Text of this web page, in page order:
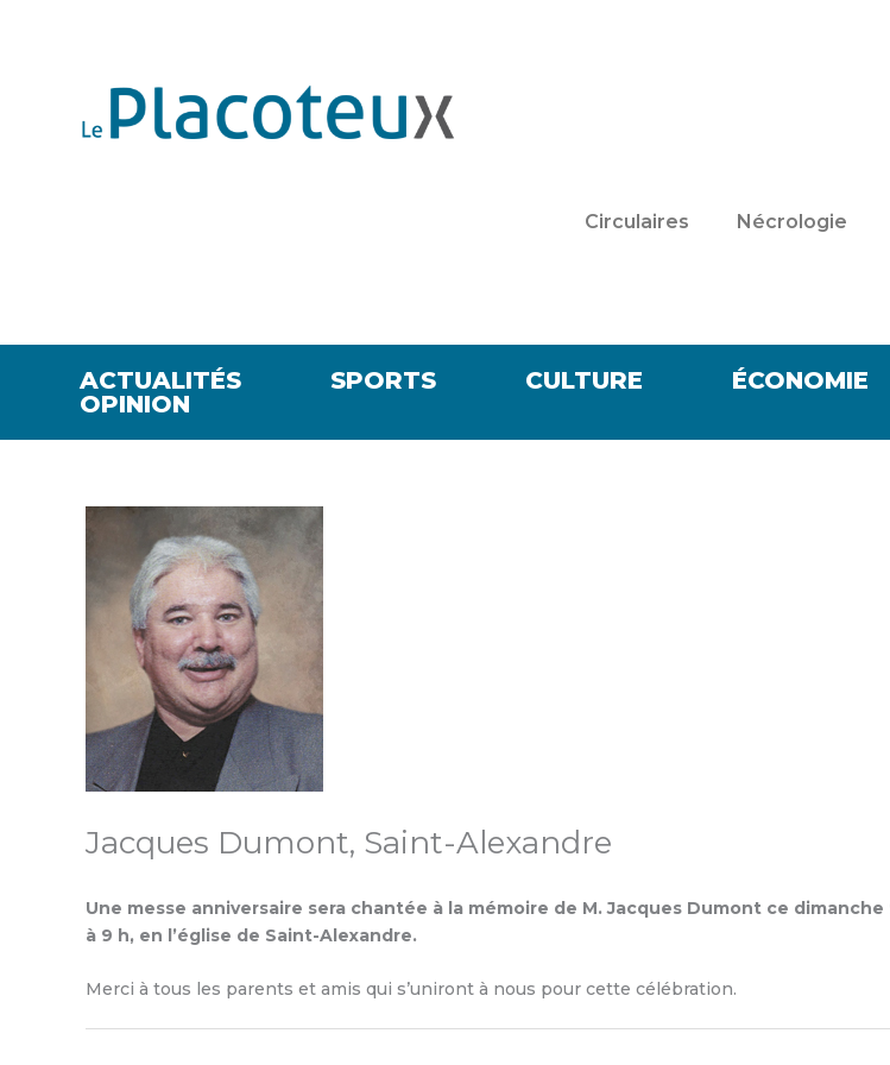
Circulaires Nécrologie
ACTUALITÉS SPORTS CULTURE ÉCONOMIE
OPINION
Jacques Dumont, Saint-Alexandre
Une messe anniversaire sera chantée à la mémoire de M. Jacques Dumont ce dimanche
à 9 h, en l’église de Saint-Alexandre.
Merci à tous les parents et amis qui s’uniront à nous pour cette célébration.